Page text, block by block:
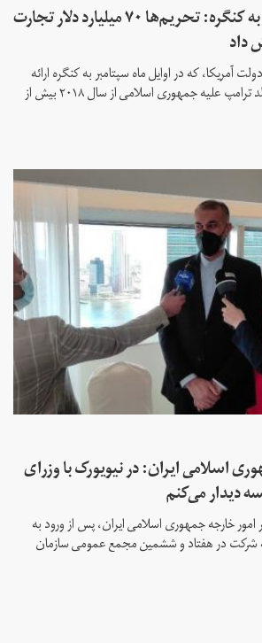
گزارش دولت آمریکا به کنگره: تحریم‌ها ۷۰ میلیارد دلار تجارت
داد
آمریکا، که در اوایل ماه سپتامبر به کنگره ارائه
شد، تحریم‌های دولت دونالد ترامپ علیه جمهوری اسلامی از سال ۲۰۱۸ بیش از
اسلامی ایران: در نیویورک با وزرای
دیدار می‌کنم
امور خارجه جمهوری اسلامی ایران، پس از ورود به
شرکت در هفتاد و ششمین مجمع عمومی سازمان